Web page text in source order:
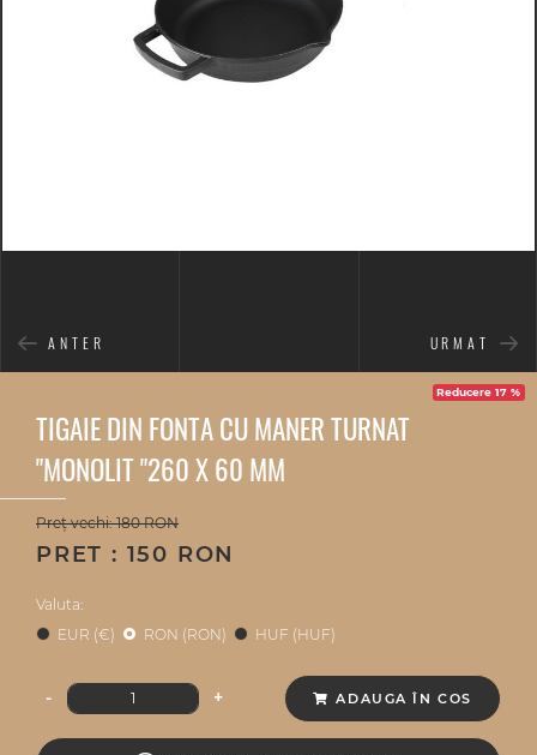
Reducere 17 %
TIGAIE DIN FONTA CU MANER TURNAT
"MONOLIT "260 X 60 MM
Preț vechi: 180 RON
PRET : 150 RON
Valuta:
EUR (€)
RON (RON) HUF (HUF)
- + ADAUGA ÎN COS
ANTER URMAT